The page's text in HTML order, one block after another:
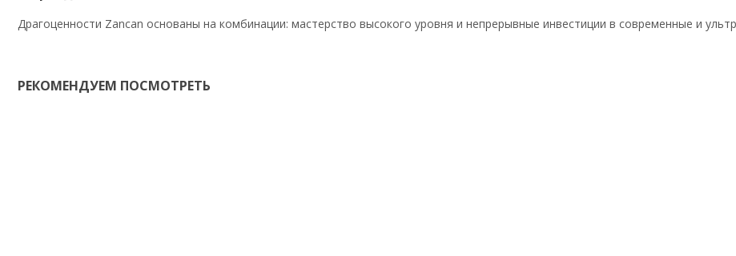
Драгоценности Zancan основаны на комбинации: мастерство высокого уровня и непрерывные инвестиции в современные и
РЕКОМЕНДУЕМ ПОСМОТРЕТЬ